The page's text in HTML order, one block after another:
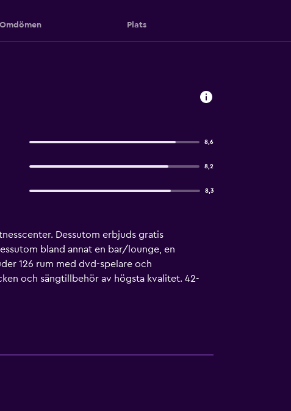
Omdömen Plats
8,6
8,2
8,3
Dessutom erbjuds gratis
bland annat en bar/lounge, en
126 rum med dvd-spelare och
och sängtillbehör av högsta kvalitet. 42-
har badkar/dusch, lyxtoalettartiklar, gratis
skrivbord och skrivbordsstolar,